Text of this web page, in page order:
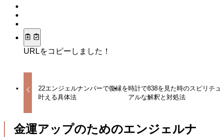
URLをコピーしました！
22エンジェルナンバーで復縁を
叶える具体法
時計で838を見た時のスピリチ
アルな解釈と対処法
金運アップのためのエンジェルナ